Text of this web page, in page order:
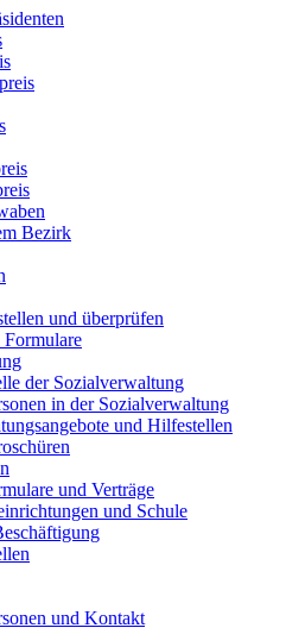
Bezirk
und überprüfen
der Sozialverwaltung
in der Sozialverwaltung
und Hilfestellen
und Verträge
und Schule
und Kontakt